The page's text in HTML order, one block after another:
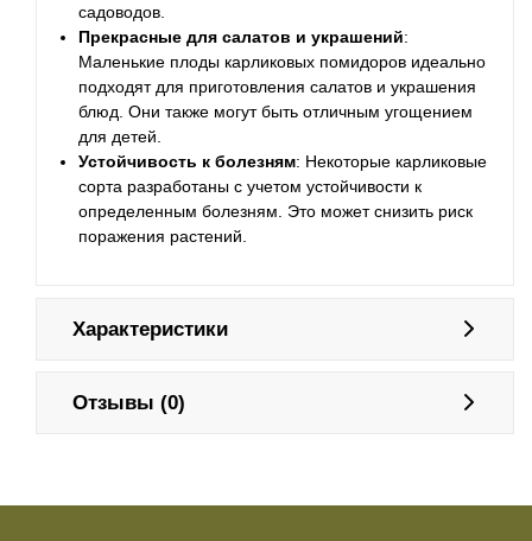
садоводов.
Прекрасные для салатов и украшений:
Маленькие плоды карликовых помидоров идеально
подходят для приготовления салатов и украшения
блюд. Они также могут быть отличным угощением
для детей.
Устойчивость к болезням: Некоторые карликовые
сорта разработаны с учетом устойчивости к
определенным болезням. Это может снизить риск
поражения растений.
Характеристики
Отзывы (0)